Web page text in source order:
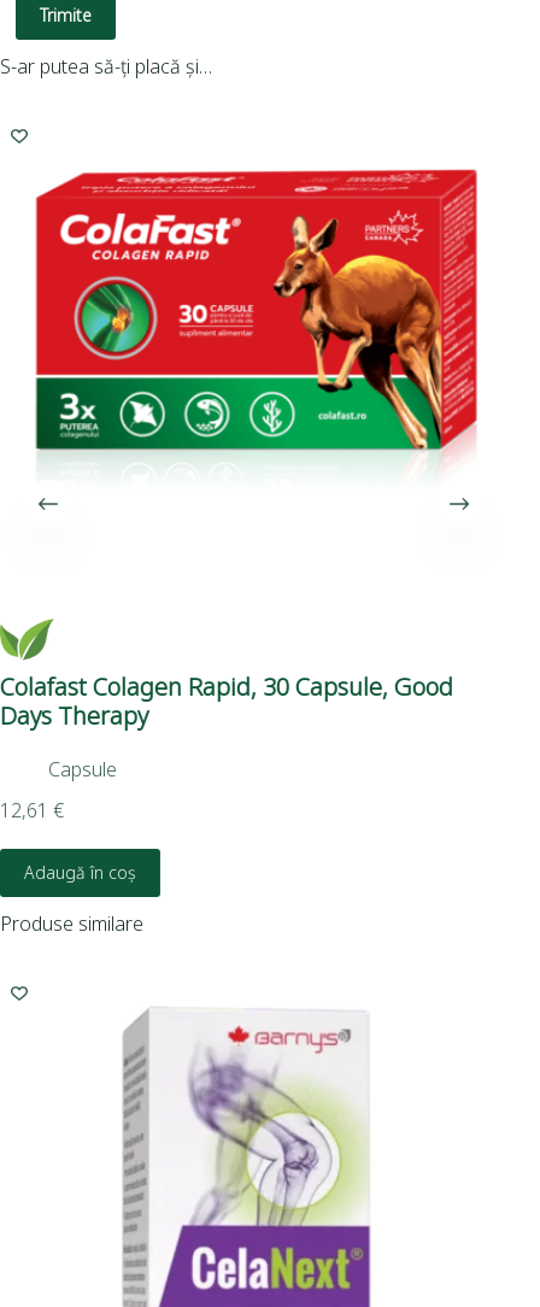
Trimite
S-ar putea să-ți placă și…
Colafast Colagen Rapid, 30 Capsule, Good
Days Therapy
Capsule
12,61 €
Adaugă în coș
Produse similare